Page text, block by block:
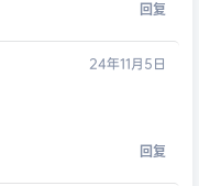
回复
24年11月5日
回复